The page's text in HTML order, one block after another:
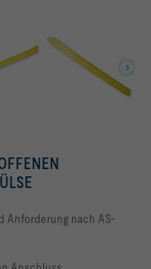
Anforderung nach AS-